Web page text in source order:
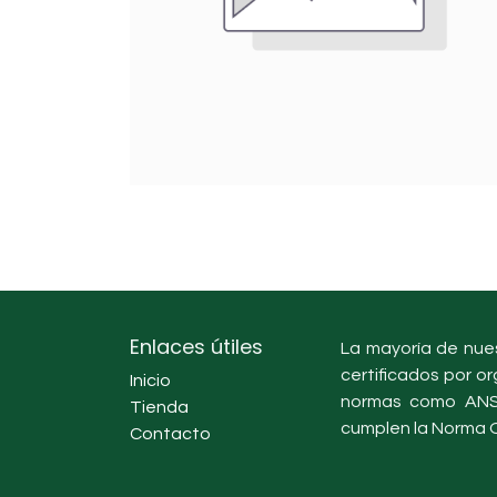
Enlaces útiles
Inicio
Tienda
Contacto
La mayoría de
certificados por
normas como
cumplen la Norma